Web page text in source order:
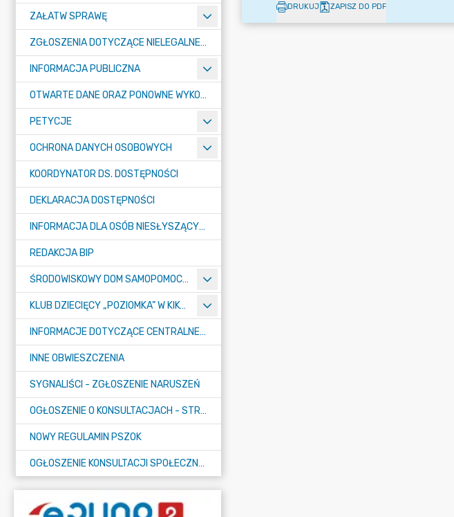
ZAŁATW SPRAWĘ
ZGŁOSZENIA DOTYCZĄCE NIELEGALNEGO SPALANIA ODPADÓW
INFORMACJA PUBLICZNA
OTWARTE DANE ORAZ PONOWNE WYKORZYSTANIE INFORMACJI SEKTORA PUBLICZNEGO
PETYCJE
OCHRONA DANYCH OSOBOWYCH
KOORDYNATOR DS. DOSTĘPNOŚCI
DEKLARACJA DOSTĘPNOŚCI
INFORMACJA DLA OSÓB NIESŁYSZĄCYCH
REDAKCJA BIP
ŚRODOWISKOWY DOM SAMOPOMOCY "KONICZYNKA" W SUMINIE
KLUB DZIECIĘCY „POZIOMKA” W KIKOLE
INFORMACJE DOTYCZĄCE CENTRALNEGO PORTU KOMUNIKACYJNEGO
INNE OBWIESZCZENIA
SYGNALIŚCI - ZGŁOSZENIE NARUSZEŃ
OGŁOSZENIE O KONSULTACJACH - STRATEGIA
NOWY REGULAMIN PSZOK
OGŁOSZENIE KONSULTACJI SPOŁECZNYCH
DRUKUJ ZAPISZ DO PDF